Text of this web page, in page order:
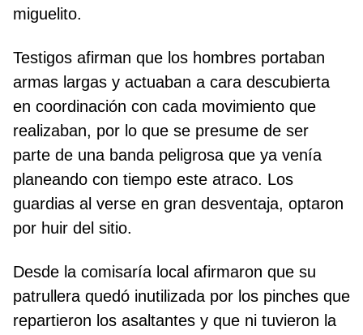
miguelito.
Testigos afirman que los hombres portaban
armas largas y actuaban a cara descubierta
en coordinación con cada movimiento que
realizaban, por lo que se presume de ser
parte de una banda peligrosa que ya venía
planeando con tiempo este atraco. Los
guardias al verse en gran desventaja, optaron
por huir del sitio.
Desde la comisaría local afirmaron que su
patrullera quedó inutilizada por los pinches que
repartieron los asaltantes y que ni tuvieron la